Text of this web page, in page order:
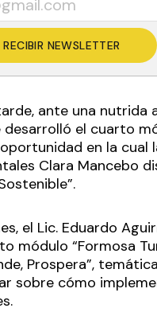
RECIBIR NEWSLETTER
ante una nutrida
desarrolló el cuarto
en la cual
Clara Mancebo
el Lic. Eduardo
módulo “Formosa
Prospera”,
sobre cómo